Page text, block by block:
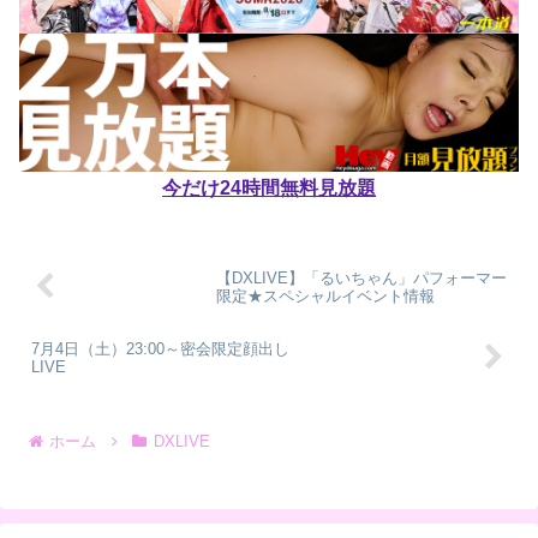
今だけ24時間無料見放題
【DXLIVE】「るいちゃん」パフォーマー
限定★スペシャルイベント情報
7月4日（土）23:00～密会限定顔出し
LIVE
ホーム DXLIVE